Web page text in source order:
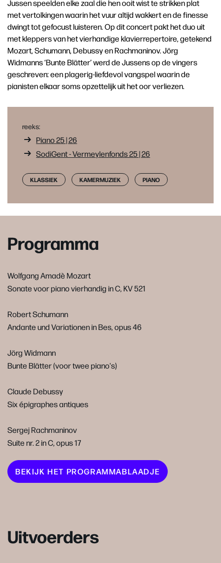
Jussen speelden elke zaal die hen ooit wist te strikken plat
met vertolkingen waarin het vuur altijd wakkert en de finesse
dwingt tot gefocust luisteren. Op dit concert pakt het duo uit
met kleppers van het vierhandige klavierrepertoire, getekend
Mozart, Schumann, Debussy en Rachmaninov. Jörg
Widmanns ‘Bunte Blätter’ werd de Jussens op de vingers
geschreven: een plagerig-liefdevol vangspel waarin de
pianisten elkaar soms opzettelijk uit het oor verliezen.
reeks:
Piano 25 | 26
SodiGent - Vermeylenfonds 25 | 26
KLASSIEK KAMERMUZIEK PIANO
Programma
Wolfgang Amadè Mozart
Sonate voor piano vierhandig in C, KV 521
Robert Schumann
Andante und Variationen in Bes, opus 46
Jörg Widmann
Bunte Blätter (voor twee piano's)
Claude Debussy
Six épigraphes antiques
Sergej Rachmaninov
Suite nr. 2 in C, opus 17
BEKIJK HET PROGRAMMABLAADJE
Uitvoerders